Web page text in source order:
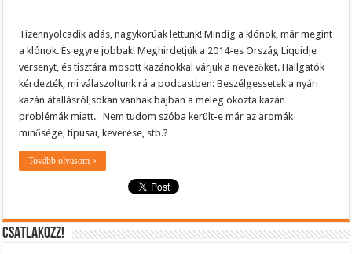
Tizennyolcadik adás, nagykorúak lettünk! Mindig a klónok, már megint
a klónok. És egyre jobbak! Meghirdetjük a 2014-es Ország Liquidje
versenyt, és tisztára mosott kazánokkal várjuk a nevezőket. Hallgatók
kérdezték, mi válaszoltunk rá a podcastben: Beszélgessetek a nyári
kazán átallásról,sokan vannak bajban a meleg okozta kazán
problémák miatt. Nem tudom szóba került-e már az aromák
minősége, típusai, keverése, stb.?
Tovább olvasom »
CSATLAKOZZ!